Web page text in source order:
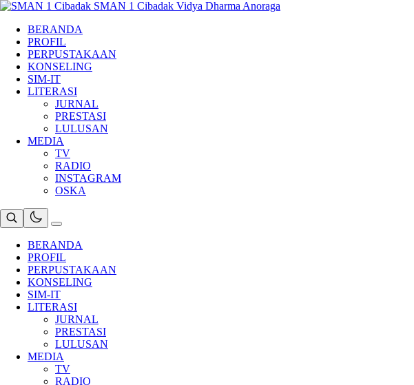
Skip
content
SMAN 1 Cibadak Vidya Dharma Anoraga
BERANDA
PROFIL
PERPUSTAKAAN
KONSELING
SIM-IT
LITERASI
JURNAL
PRESTASI
LULUSAN
MEDIA
TV
RADIO
INSTAGRAM
OSKA
BERANDA
PROFIL
PERPUSTAKAAN
KONSELING
SIM-IT
LITERASI
JURNAL
PRESTASI
LULUSAN
MEDIA
TV
RADIO